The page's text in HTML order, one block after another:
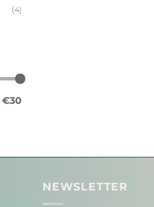
(4)
€30
NEWSLETTER